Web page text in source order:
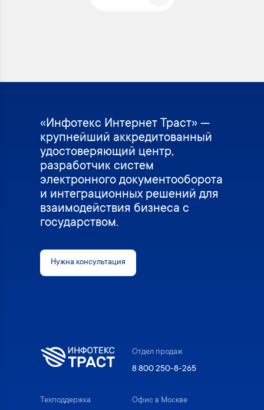
«Инфотекс Интернет Траст» —
крупнейший аккредитованный
удостоверяющий центр,
разработчик систем
электронного документооборота
и интеграционных решений для
взаимодействия бизнеса с
государством.
Нужна консультация
Отдел продаж
8 800 250-8-265
Техподдержка
Офис в Москве